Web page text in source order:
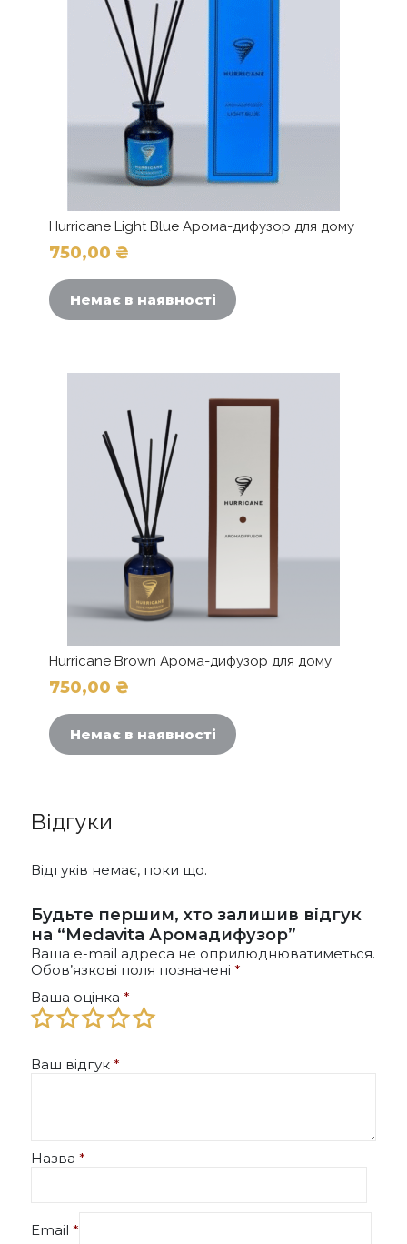
Hurricane Light Blue Арома-дифузор для дому
750,00 ₴
Немає в наявності
Hurricane Brown Арома-дифузор для дому
750,00 ₴
Немає в наявності
Відгуки
Відгуків немає, поки що.
Будьте першим, хто залишив відгук
на “Medavita Аромадифузор”
Ваша e-mail адреса не оприлюднюватиметься.
Обов’язкові поля позначені *
Ваша оцінка *
Ваш відгук *
Назва *
Email *